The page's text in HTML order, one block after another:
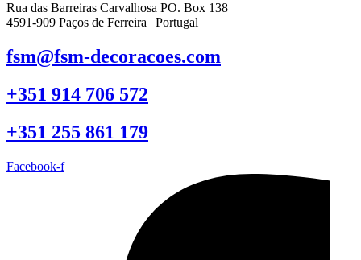
Rua das Barreiras Carvalhosa PO. Box 138
4591-909 Paços de Ferreira | Portugal
fsm@fsm-decoracoes.com
+351 914 706 572
+351 255 861 179
Facebook-f